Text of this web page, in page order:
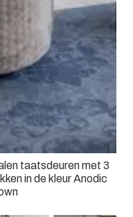
taatsdeuren met 3
in de kleur Anodic